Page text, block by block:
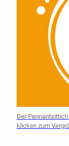
Der
klicken zum